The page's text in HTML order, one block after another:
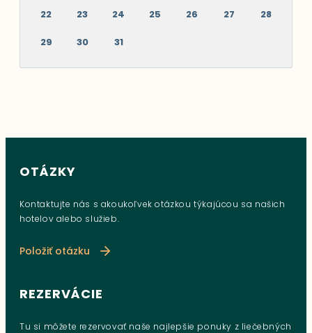
22 23 24 25 26 27 28
29 30 31
OTÁZKY
Kontaktujte nás s akoukoľvek otázkou týkajúcou sa našich
hotelov alebo služieb.
Položiť otázku
REZERVÁCIE
Tu si môžete rezervovať naše najlepšie ponuky z liečebných